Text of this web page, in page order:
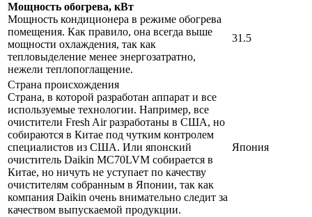
Мощность обогрева, кВт
Мощность кондиционера в режиме обогрева
помещения. Как правило, она всегда выше
мощности охлаждения, так как
тепловыделение менее энергозатратно,
нежели теплопоглащение.
31.5
Страна происхождения
Страна, в которой разработан аппарат и все
используемые технологии. Например, все
очистители Fresh Air разработаны в США, но
собираются в Китае под чутким контролем
специалистов из США. Или японский
очиститель Daikin MC70LVM собирается в
Китае, но ничуть не уступает по качеству
очистителям собранным в Японии, так как
компания Daikin очень внимательно следит за
качеством выпускаемой продукции.
Япония